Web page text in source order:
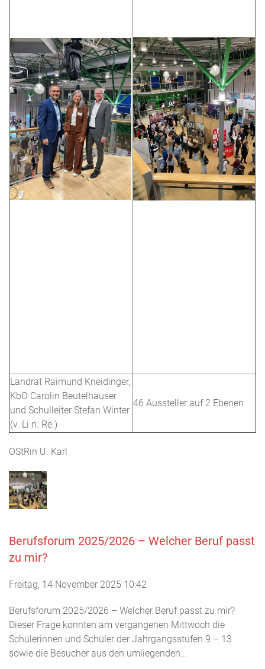
Landrat Raimund Kneidinger,
KbO Carolin Beutelhauser
und Schulleiter Stefan Winter
(v. Li n. Re.)
46 Aussteller auf 2 Ebenen
OStRin U. Karl
Berufsforum 2025/2026 – Welcher Beruf passt
zu mir?
Freitag, 14 November 2025 10:42
Berufsforum 2025/2026 – Welcher Beruf passt zu mir?
Dieser Frage konnten am vergangenen Mittwoch die
Schülerinnen und Schüler der Jahrgangsstufen 9 – 13
sowie die Besucher aus den umliegenden...